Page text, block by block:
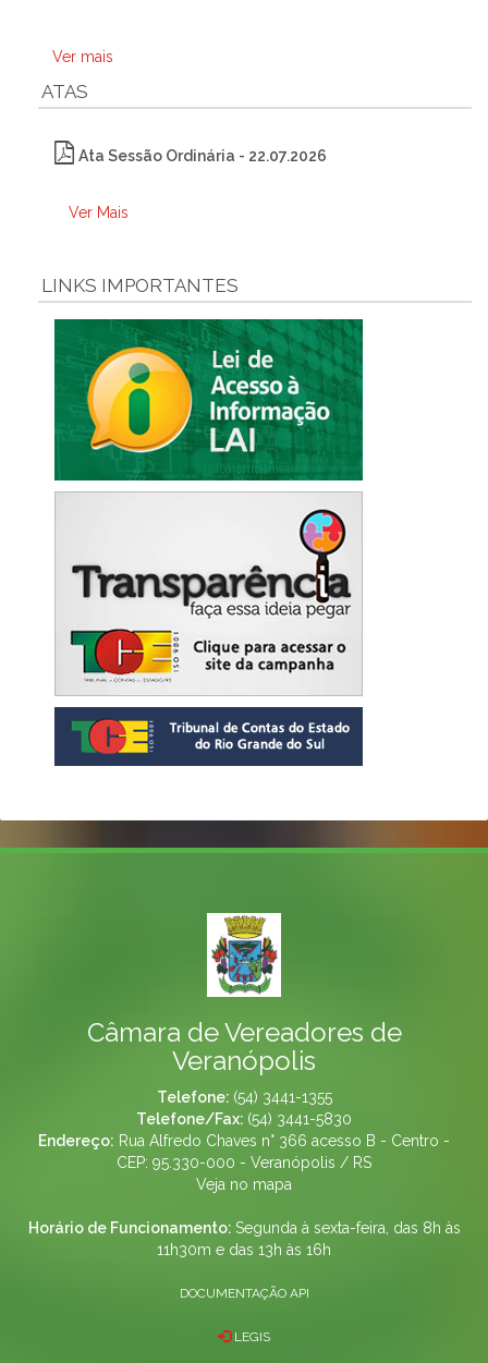
Ver mais
ATAS
Ata Sessão Ordinária - 22.07.2026
Ver Mais
LINKS IMPORTANTES
Câmara de Vereadores de
Veranópolis
Telefone: (54) 3441-1355
Telefone/Fax: (54) 3441-5830
Endereço: Rua Alfredo Chaves n° 366 acesso B - Centro -
CEP: 95.330-000 - Veranópolis / RS
Veja no mapa
Horário de Funcionamento: Segunda à sexta-feira, das 8h às
11h30m e das 13h às 16h
DOCUMENTAÇÃO API
LEGIS